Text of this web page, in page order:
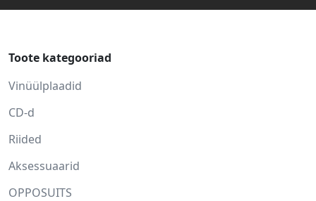
Toote kategooriad
Vinüülplaadid
CD-d
Riided
Aksessuaarid
OPPOSUITS